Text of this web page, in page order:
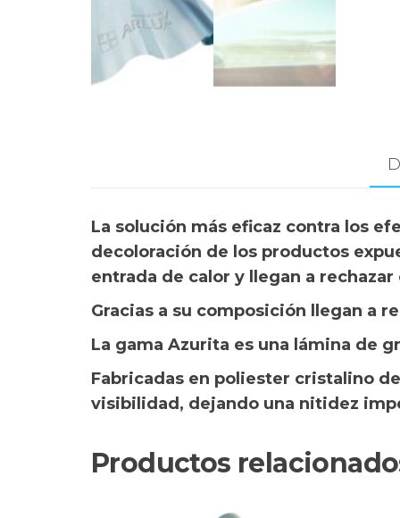
La solución más eficaz contra los
decoloración de los productos
entrada de calor y llegan a rechazar
Gracias a su composición llegan a
La gama Azurita es una lámina de
Fabricadas en poliester cristalino
visibilidad, dejando una nitidez
Productos